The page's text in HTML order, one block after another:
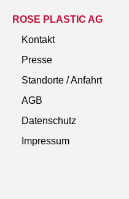
ROSE PLASTIC AG
Kontakt
Presse
Standorte / Anfahrt
AGB
Datenschutz
Impressum